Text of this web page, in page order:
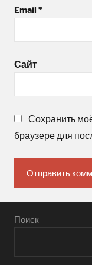
Email *
Сайт
Сохранить
браузере для
Поиск